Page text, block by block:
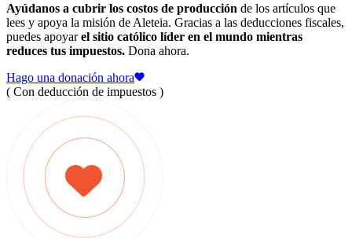
Ayúdanos a cubrir los costos de producción de los artículos que
lees y apoya la misión de Aleteia. Gracias a las deducciones fiscales,
puedes apoyarel sitio católico líder en el mundo mientras
reduces tus impuestos. Dona ahora.
Hago una donación ahora
( Con deducción de impuestos )